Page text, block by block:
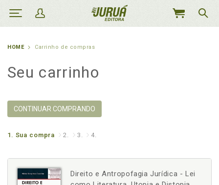
MEU
HOME Carrinho de compras
Seu carrinho
CONTINUAR COMPRANDO
1. Sua compra 2. 3. 4.
Direito e Antropofagia Jurídica - Lei